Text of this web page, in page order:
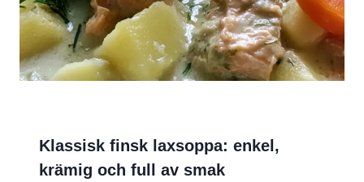
Klassisk finsk laxsoppa: enkel,
krämig och full av smak